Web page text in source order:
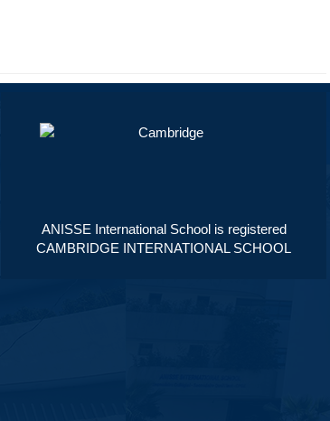
ANISSE International School is registered
CAMBRIDGE INTERNATIONAL SCHOOL